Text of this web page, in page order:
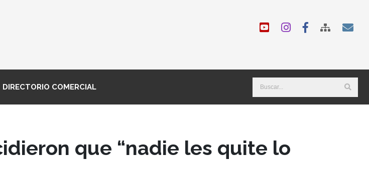
DIRECTORIO COMERCIAL
que “nadie les quite lo